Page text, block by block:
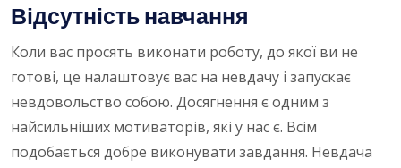
Відсутність навчання
Коли вас просять виконати роботу, до якої ви не
готові, це налаштовує вас на невдачу і запускає
невдовольство собою. Досягнення є одним з
найсильніших мотиваторів, які у нас є. Всім
подобається добре виконувати завдання. Невдача